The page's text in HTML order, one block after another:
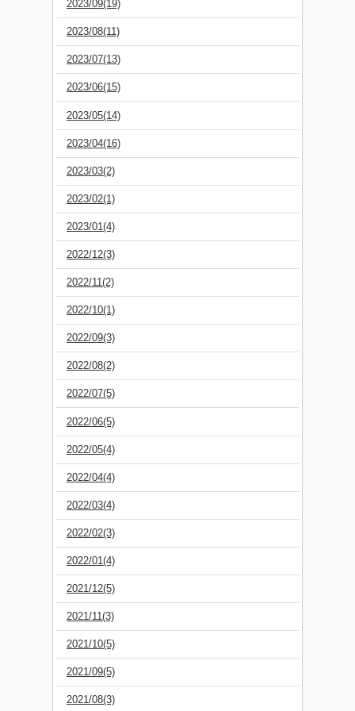
2023/09(19)
2023/08(11)
2023/07(13)
2023/06(15)
2023/05(14)
2023/04(16)
2023/03(2)
2023/02(1)
2023/01(4)
2022/12(3)
2022/11(2)
2022/10(1)
2022/09(3)
2022/08(2)
2022/07(5)
2022/06(5)
2022/05(4)
2022/04(4)
2022/03(4)
2022/02(3)
2022/01(4)
2021/12(5)
2021/11(3)
2021/10(5)
2021/09(5)
2021/08(3)